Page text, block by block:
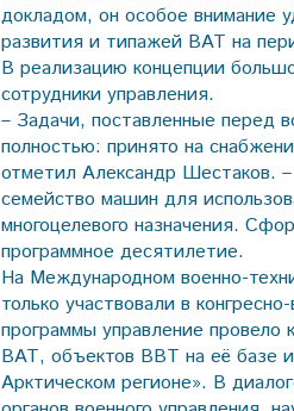
докладом, он особое внимание
развития и типажей ВАТ на
В реализацию концепции
сотрудники управления.
– Задачи, поставленные перед
полностью: принято на
отметил Александр Шестаков.
семейство машин для
многоцелевого назначения.
программное десятилетие.
На Международном военно-
только участвовали в
программы управление провело
ВАТ, объектов ВВТ на её базе
Арктическом регионе». В